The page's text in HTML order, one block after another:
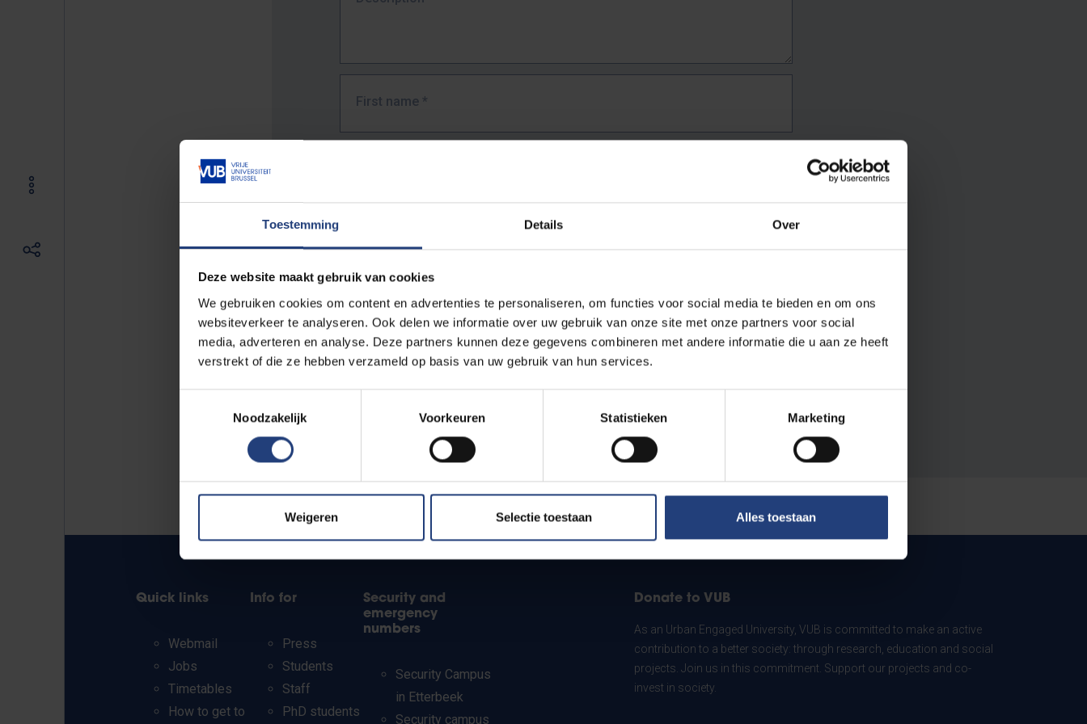
Toestemming Details Over
Deze website maakt gebruik van cookies
We gebruiken cookies om content en advertenties te personaliseren, om functies voor social media te bieden en om ons
websiteverkeer te analyseren. Ook delen we informatie over uw gebruik van onze site met onze partners voor social
media, adverteren en analyse. Deze partners kunnen deze gegevens combineren met andere informatie die u aan ze heeft
verstrekt of die ze hebben verzameld op basis van uw gebruik van hun services.
Noodzakelijk
Voorkeuren Statistieken Marketing
Weigeren Selectie toestaan Alles toestaan
First name *
The full URL of the page where you encountered the error.
E.g. https://www.vub.be/nl/studeren-aan-de-vub/alle-opleidingen
Quick links
Webmail
Jobs
Timetables
How to get to
Info for
Press
Students
Staff
PhD students
Security and
emergency
numbers
Security Campus
in Etterbeek
Security campus
Donate to VUB
As an Urban Engaged University, VUB is committed to make an active
contribution to a better society: through research, education and social
projects. Join us in this commitment. Support our projects and co-
invest in society.